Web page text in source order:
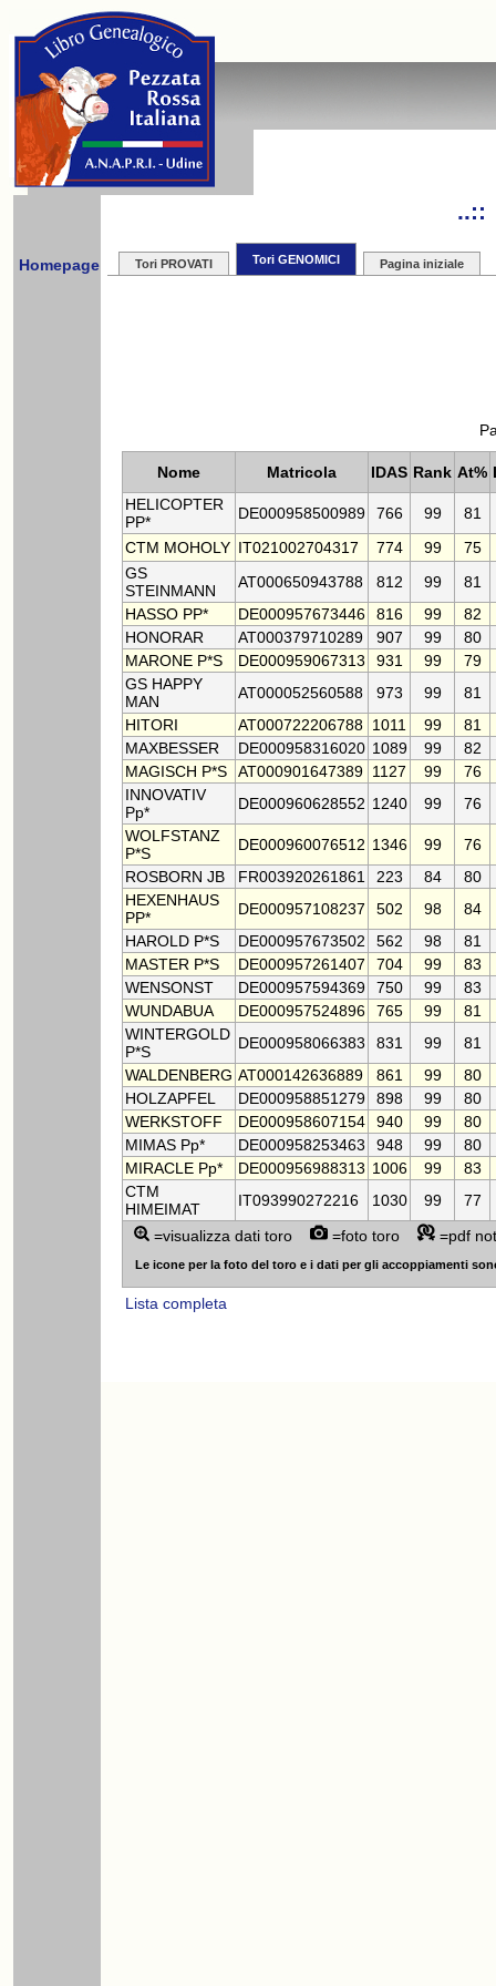
Homepage
..::
Tori PROVATI Tori GENOMICI Pagina iniziale
Nome Matricola IDAS Rank At%
HELICOPTER
PP*
DE000958500989 766 99
81
CTM MOHOLY IT021002704317 774 99
75
GS
STEINMANN
AT000650943788 812 99
81
HASSO PP*
DE000957673446 816 99
82
HONORAR
AT000379710289 907 99 80
MARONE P*S
DE000959067313 931 99
79
GS HAPPY
MAN
AT000052560588 973 99
81
HITORI
AT000722206788 1011 99
81
MAXBESSER
DE000958316020 1089 99
82
MAGISCH P*S
AT000901647389 1127 99
76
INNOVATIV
Pp*
DE000960628552 1240 99 76
WOLFSTANZ
P*S
DE000960076512 1346 99 76
ROSBORN JB
FR003920261861 223 84
80
HEXENHAUS
PP*
DE000957108237 502 98
84
HAROLD P*S
DE000957673502 562 98
81
MASTER P*S
DE000957261407 704 99
83
WENSONST
DE000957594369 750 99
83
WUNDABUA
DE000957524896 765 99
81
WINTERGOLD
P*S
DE000958066383 831 99
81
WALDENBERG AT000142636889 861 99 80
HOLZAPFEL
DE000958851279 898 99
80
WERKSTOFF
DE000958607154 940 99
80
MIMAS Pp*
DE000958253463 948 99
80
MIRACLE Pp*
DE000956988313 1006 99
83
CTM
HIMEIMAT
IT093990272216 1030 99
77
=visualizza dati toro
=foto toro =pdf
Le icone per la foto del toro e i dati per gli accoppiamenti
Lista completa